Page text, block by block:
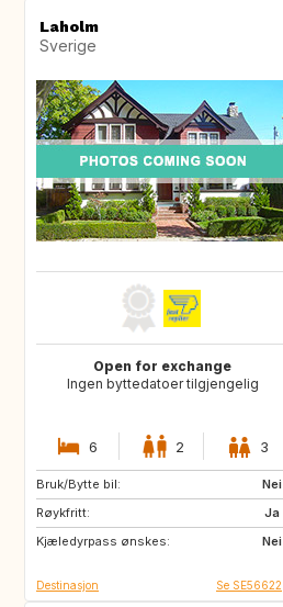
Laholm
Sverige
Open for exchange
Ingen byttedatoer tilgjengelig
6 2 3
Bruk/Bytte bil:
Nei
Røykfritt:
Ja
Kjæledyrpass ønskes:
Nei
SK
CH
GB
Destinasjon Se SE56622